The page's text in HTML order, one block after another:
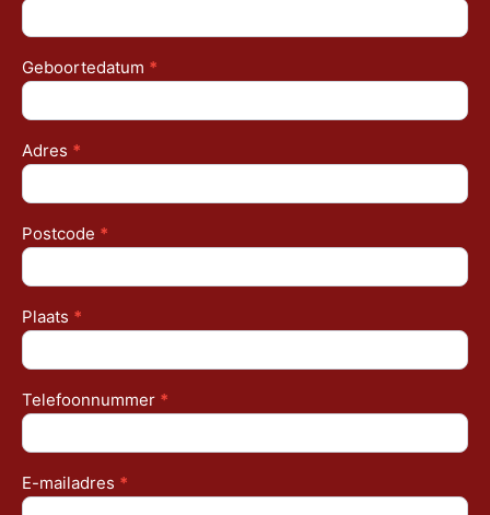
Geboortedatum *
Adres *
Postcode *
Plaats *
Telefoonnummer *
E-mailadres *